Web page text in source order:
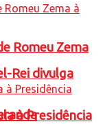
Rei divulga
Romeu Zema
à Presidência